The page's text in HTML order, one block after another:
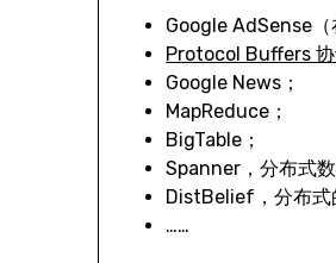
Google AdSense（
Protocol Buffers
Google News；
MapReduce；
BigTable；
Spanner，分布式数
DistBelief，分布式
……